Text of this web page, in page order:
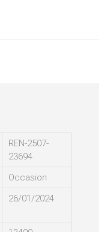
REN-2507-
23694
Occasion
26/01/2024